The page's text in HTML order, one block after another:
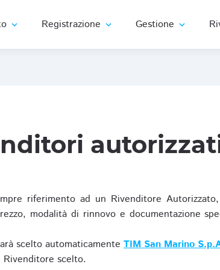
expand_more Registrazione expand_more Gestione expand_more
riferimento ad un Rivenditore
modalità di rinnovo e documentazione
scelto automaticamente TIM San Marino
scelto.